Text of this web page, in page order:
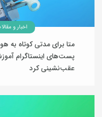
اخبار و
متا برای مدتی کوتاه به
پست‌های اینستاگرام
عقب‌نشینی کرد